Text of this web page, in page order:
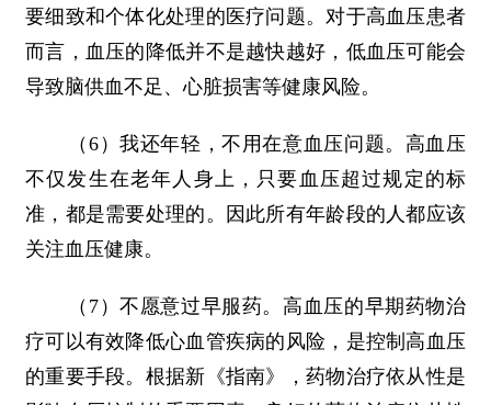
要细致和个体化处理的医疗问题。对于高血压患者
而言，血压的降低并不是越快越好，低血压可能会
导致脑供血不足、心脏损害等健康风险。
（6）我还年轻，不用在意血压问题。高血压
不仅发生在老年人身上，只要血压超过规定的标
准，都是需要处理的。因此所有年龄段的人都应该
关注血压健康。
（7）不愿意过早服药。高血压的早期药物治
疗可以有效降低心血管疾病的风险，是控制高血压
的重要手段。根据新《指南》，药物治疗依从性是